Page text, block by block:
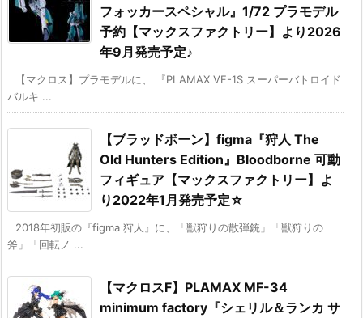
フォッカースペシャル』1/72 プラモデル
予約【マックスファクトリー】より2026
年9月発売予定♪
【マクロス】プラモデルに、 『PLAMAX VF-1S スーパーバトロイド
バルキ ...
【ブラッドボーン】figma『狩人 The
Old Hunters Edition』Bloodborne 可動
フィギュア【マックスファクトリー】よ
り2022年1月発売予定☆
2018年初販の『figma 狩人』に、「獣狩りの散弾銃」「獣狩りの
斧」「回転ノ ...
【マクロスF】PLAMAX MF-34
minimum factory『シェリル＆ランカ サ